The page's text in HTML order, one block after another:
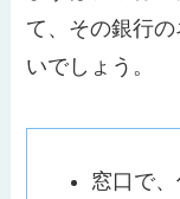
て、その銀行
いでしょう。
窓口で